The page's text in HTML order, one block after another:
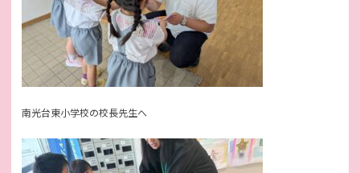
南光台東小学校の校長先生へ